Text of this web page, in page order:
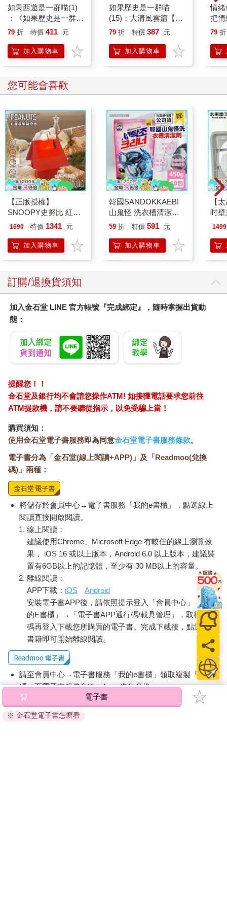
如果西遊是一群喵(1)
：《如果歷史是一群
喵》作者最新力作，附
79 折 特價 411 元
加入購物車
如果歷史是一群喵
(15)：大清風雲篇【萌
貓漫畫學歷史】
79 折 特價 387 元
加入購物車
情
把
誰
79 折
您可能會喜歡
【正版授權】
SNOOPY史努比 紅屋
造型聲控燈 夜燈 氣氛
1690 特價 1341 元
加入購物車
韓國SANDOKKAEBI
山鬼怪 洗衣槽清潔劑
450公克-10包組
59 折 特價 591 元
加入購物車
【
吋
機)
1499
訂購/退換貨須知
加入金石堂 LINE 官方帳號『完成綁定』，隨時掌握出貨動
態：
提醒您！！
金石堂及銀行均不會請您操作ATM! 如接獲電話要求您前往
ATM提款機，請不要聽從指示，以免受騙上當！
購買須知：
使用金石堂電子書服務即為同意金石堂電子書服務條款。
電子書分為「金石堂(線上閱讀+APP)」及「Readmoo(兌換
碼)」兩種：
將儲存於會員中心→電子書服務「我的e書櫃」，點選線上
閱讀直接開啟閱讀。
線上閱讀：
建議使用Chrome、Microsoft Edge 有較佳的線上瀏覽效
果， iOS 16 或以上版本，Android 6.0 以上版本，建議裝
置有6GB以上的記憶體，至少有 30 MB以上的容量。
離線閱讀：
APP下載： iOS
Android
安裝電子書APP後，請依照提示登入「會員中心」→「我
的E書櫃」→「電子書APP通行碼/載具管理」，取得通行
碼再登入下載您所購買的電子書。完成下載後，點選任一
書籍即可開始離線閱讀。
請至會員中心→電子書服務「我的e書櫃」領取複製『兌換
碼』至電子書服務商Readmoo進行兌換。
退換貨須知：
因版權保護，您在金石堂所購買的電子書僅能以金石堂專屬
電子書
※ 金石堂電子書怎麼看